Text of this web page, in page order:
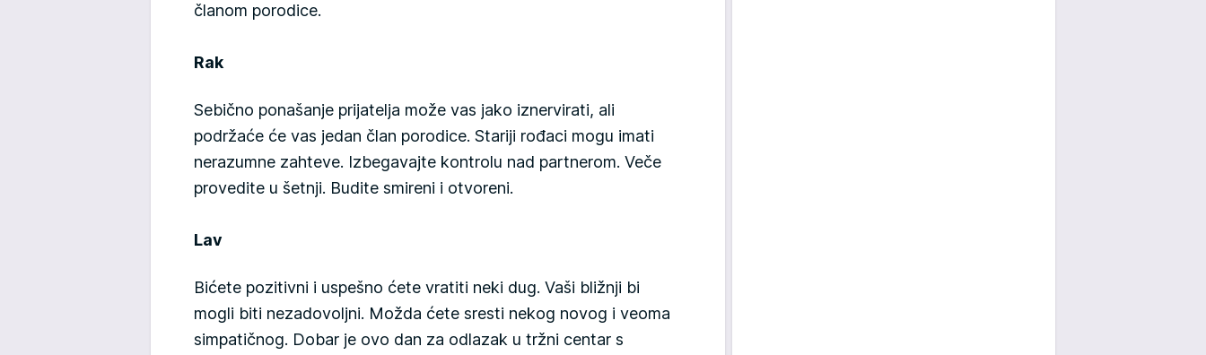
članom porodice.
Rak
Sebično ponašanje prijatelja može vas jako iznervirati, ali
podržaće će vas jedan član porodice. Stariji rođaci mogu imati
nerazumne zahteve. Izbegavajte kontrolu nad partnerom. Veče
provedite u šetnji. Budite smireni i otvoreni.
Lav
Bićete pozitivni i uspešno ćete vratiti neki dug. Vaši bližnji bi
mogli biti nezadovoljni. Možda ćete sresti nekog novog i veoma
simpatičnog. Dobar je ovo dan za odlazak u tržni centar s